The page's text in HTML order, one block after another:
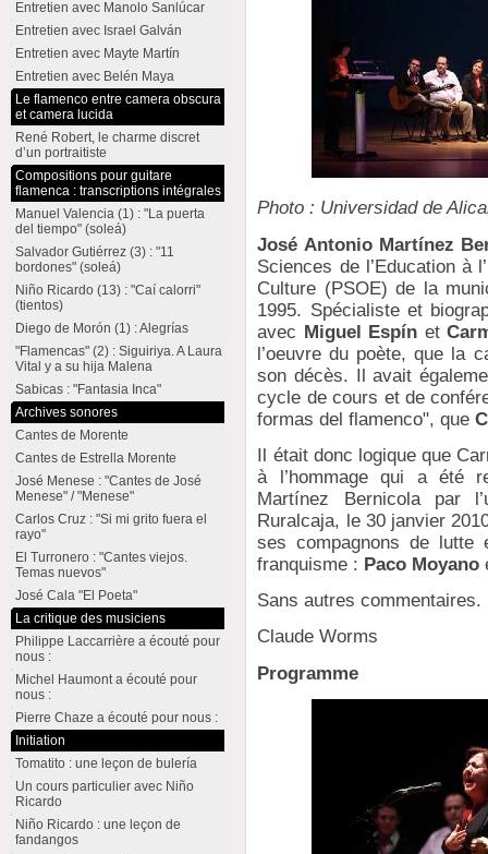
Photo : Universidad de
José Antonio Martínez
Sciences de l’Education à
Culture (PSOE) de la
1995. Spécialiste et
avec Miguel Espín et
l’oeuvre du poète, que la
son décès. Il avait
cycle de cours et de
formas del flamenco", que
Il était donc logique que
à l’hommage qui a été
Martínez Bernicola par
Ruralcaja, le 30 janvier
ses compagnons de lutte
franquisme : Paco Moyano
Sans autres commentaires.
Claude Worms
Programme
Entretien avec Manolo Sanlúcar
Entretien avec Israel Galván
Entretien avec Mayte Martín
Entretien avec Belén Maya
Le flamenco entre camera obscura
et camera lucida
René Robert, le charme discret
d’un portraitiste
Compositions pour guitare
flamenca : transcriptions intégrales
Manuel Valencia (1) : "La puerta
del tiempo" (soleá)
Salvador Gutiérrez (3) : "11
bordones" (soleá)
Niño Ricardo (13) : "Caí calorri"
(tientos)
Diego de Morón (1) : Alegrías
"Flamencas" (2) : Siguiriya. A Laura
Vital y a su hija Malena
Sabicas : "Fantasia Inca"
Archives sonores
Cantes de Morente
Cantes de Estrella Morente
José Menese : "Cantes de José
Menese" / "Menese"
Carlos Cruz : "Si mi grito fuera el
rayo"
El Turronero : "Cantes viejos.
Temas nuevos"
José Cala "El Poeta"
La critique des musiciens
Philippe Laccarrière a écouté pour
nous :
Michel Haumont a écouté pour
nous :
Pierre Chaze a écouté pour nous :
Initiation
Tomatito : une leçon de bulería
Un cours particulier avec Niño
Ricardo
Niño Ricardo : une leçon de
fandangos